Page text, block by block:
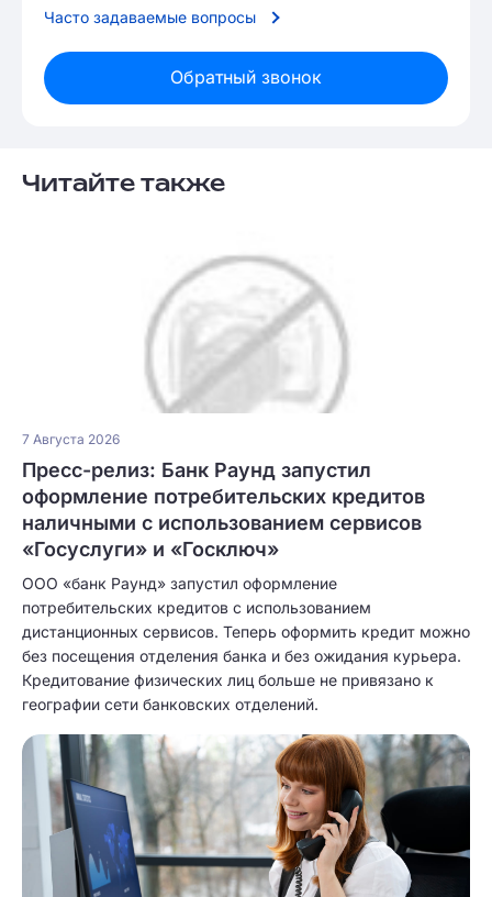
Часто задаваемые вопросы
Обратный звонок
Читайте также
7 Августа 2026
Пресс-релиз: Банк Раунд запустил
оформление потребительских кредитов
наличными с использованием сервисов
«Госуслуги» и «Госключ»
ООО «банк Раунд» запустил оформление
потребительских кредитов с использованием
дистанционных сервисов. Теперь оформить кредит можно
без посещения отделения банка и без ожидания курьера.
Кредитование физических лиц больше не привязано к
географии сети банковских отделений.